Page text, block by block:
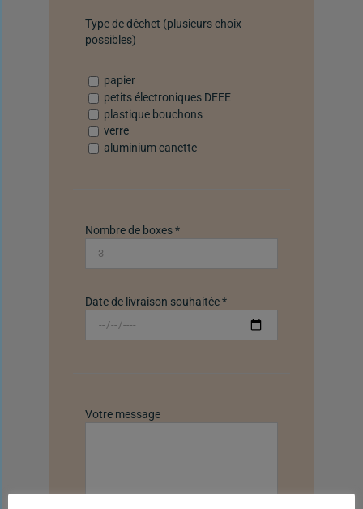
Type de déchet (plusieurs choix
possibles)
papier
petits électroniques DEEE
plastique bouchons
verre
aluminium canette
Nombre de boxes *
Date de livraison souhaitée *
Votre message